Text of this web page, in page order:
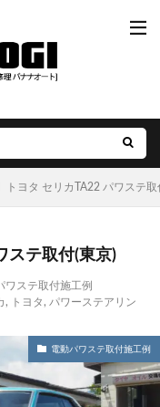
トヨタ セリカTA22 パワステ取
ステ取付(東京)
ワステ取付施工例
, トヨタ , パワーステアリン
電動パワステ取付施工例